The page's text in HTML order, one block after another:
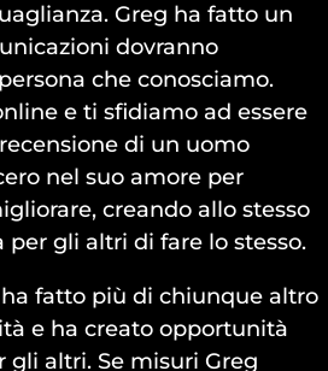
Greg ha fatto un
dovranno
che conosciamo.
e ti sfidiamo ad essere
di un uomo
nel suo amore per
creando allo stesso
gli altri di fare lo stesso.
fatto più di chiunque altro
e ha creato opportunità
altri. Se misuri Greg